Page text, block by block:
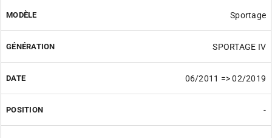
Sportage
SPORTAGE IV
06/2011 => 02/2019
-